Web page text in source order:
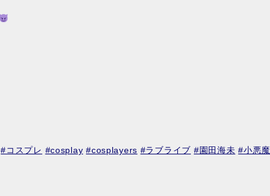
#コスプレ #cosplay #cosplayers #ラブライブ #園田海未 #小悪魔